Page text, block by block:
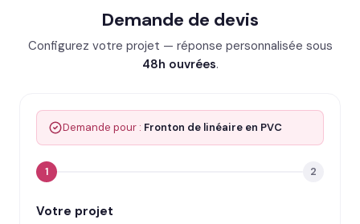
Demande de devis
Configurez votre projet — réponse personnalisée sous
48h ouvrées.
Demande pour : Fronton de linéaire en PVC
1 2
Votre projet